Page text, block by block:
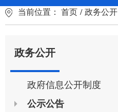
当前位置： 首页 /政务公开
政务公开
政府信息公开制度
公示公告